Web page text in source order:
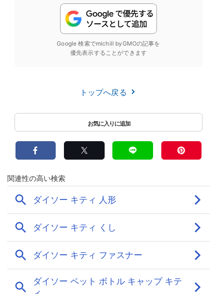
Google 検索でmichill byGMOの記事を
優先表示することができます
トップへ戻る